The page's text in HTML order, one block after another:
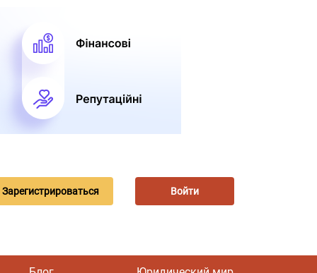
Зарегистрироваться Войти